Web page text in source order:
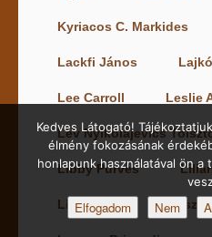
Kyriacos C. Markides
Lackfi János
Lee Carroll Leslie
Lev Nyikolajevics
Libby Purves
Lily Water
Kedves Látogató!
élmény fokozásának
honlapunk használatával ön
Elfogadom Nem